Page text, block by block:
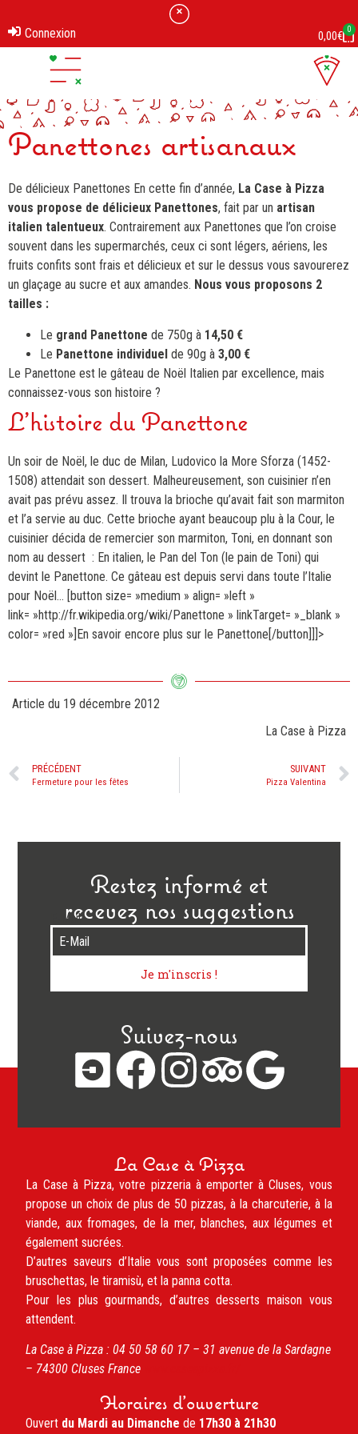
Connexion 0,00€ 0
Suggestions de pizzas
Panettones artisanaux
De délicieux Panettones En cette fin d’année, La Case à Pizza
vous propose de délicieux Panettones, fait par un artisan
italien talentueux. Contrairement aux Panettones que l’on croise
souvent dans les supermarchés, ceux ci sont légers, aériens, les
fruits confits sont frais et délicieux et sur le dessus vous savourerez
un glaçage au sucre et aux amandes. Nous vous proposons 2
tailles :
Le grand Panettone de 750g à 14,50 €
Le Panettone individuel de 90g à 3,00 €
Le Panettone est le gâteau de Noël Italien par excellence, mais
connaissez-vous son histoire ?
L’histoire du Panettone
Un soir de Noël, le duc de Milan, Ludovico la More Sforza (1452-
1508) attendait son dessert. Malheureusement, son cuisinier n’en
avait pas prévu assez. Il trouva la brioche qu’avait fait son marmiton
et l’a servie au duc. Cette brioche ayant beaucoup plu à la Cour, le
cuisinier décida de remercier son marmiton, Toni, en donnant son
nom au dessert : En italien, le Pan del Ton (le pain de Toni) qui
devint le Panettone. Ce gâteau est depuis servi dans toute l’Italie
pour Noël… [button size= »medium » align= »left »
link= »http://fr.wikipedia.org/wiki/Panettone » linkTarget= »_blank »
color= »red »]En savoir encore plus sur le Panettone[/button]]]>
Article du 19 décembre 2012
La Case à Pizza
PRÉCÉDENT
Fermeture pour les fêtes
SUIVANT
Pizza Valentina
Restez informé et
recevez nos suggestions
E-Mail
Je m'inscris !
Suivez-nous
La Case à Pizza
La Case à Pizza, votre pizzeria à emporter à Cluses, vous
propose un choix de plus de 50 pizzas, à la charcuterie, à la
viande, aux fromages, de la mer, blanches, aux légumes et
également sucrées.
D’autres saveurs d’Italie vous sont proposées comme les
bruschettas, le tiramisù, et la panna cotta.
Pour les plus gourmands, d’autres desserts maison vous
attendent.
La Case à Pizza :04 50 58 60 17 –31 avenue de la Sardagne
– 74300 Cluses France
Horaires d'ouverture
Ouvert du Mardi au Dimanche de 17h30 à 21h30